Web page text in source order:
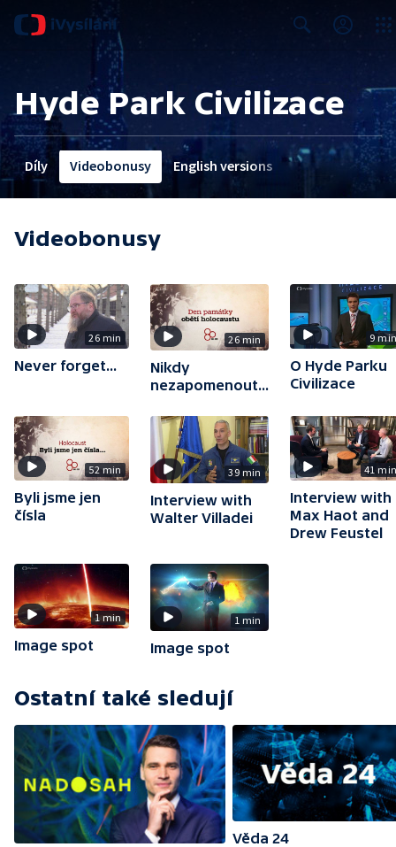
Hyde Park Civilizace
Díly Videobonusy English versions
Videobonusy
26 min
Never forget...
26 min
Nikdy
nezapomenout...
9
O Hyde Parku
Civilizace
52 min
Byli jsme jen
čísla
39 min
Interview with
Walter Villadei
41
Interview with
Max Haot and
Drew Feustel
1 min
Image spot
1 min
Image spot
Ostatní také sledují
Věda 24